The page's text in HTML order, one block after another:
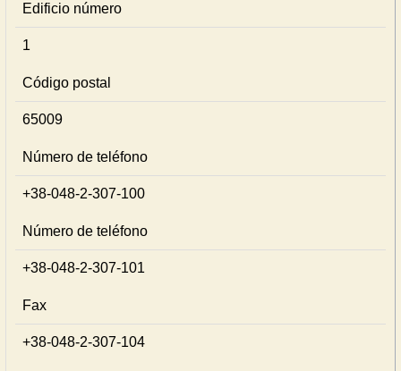
Edificio número
1
Código postal
65009
Número de teléfono
+38-048-2-307-100
Número de teléfono
+38-048-2-307-101
Fax
+38-048-2-307-104